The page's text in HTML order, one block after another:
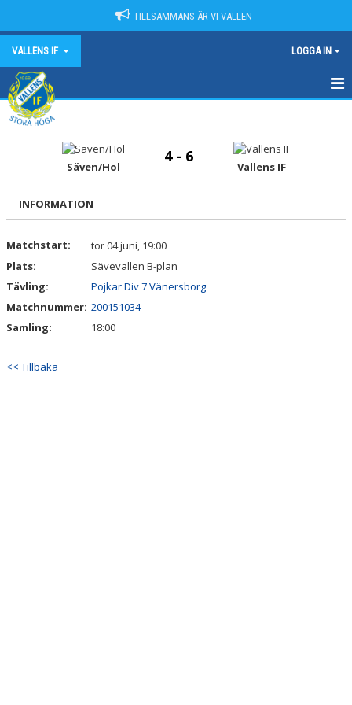
TILLSAMMANS ÄR VI VALLEN
VALLENS IF LOGGA IN
HEM
KONTAKT
KALENDER
MATCHER
Säven/Hol
4 - 6
Vallens IF
INFORMATION
Matchstart:
tor 04 juni, 19:00
Plats:
Sävevallen B-plan
Tävling:
Pojkar Div 7 Vänersborg
Matchnummer: 200151034
Samling:
18:00
<< Tillbaka